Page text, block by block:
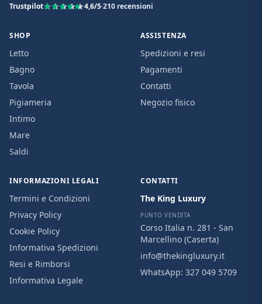
Trustpilot 4,6/5·210 recensioni
SHOP
Letto
Bagno
Tavola
Pigiameria
Intimo
Mare
Saldi
ASSISTENZA
Spedizioni e resi
Pagamenti
Contatti
Negozio fisico
INFORMAZIONI LEGALI
Termini e Condizioni
Privacy Policy
Cookie Policy
Informativa Spedizioni
Resi e Rimborsi
Informativa Legale
CONTATTI
The King Luxury
PUNTO VENDITA
Corso Italia n. 281 - San
Marcellino (Caserta)
info@thekingluxury.it
WhatsApp: 327 049 5709